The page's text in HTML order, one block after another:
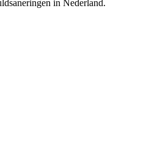
in Nederland.